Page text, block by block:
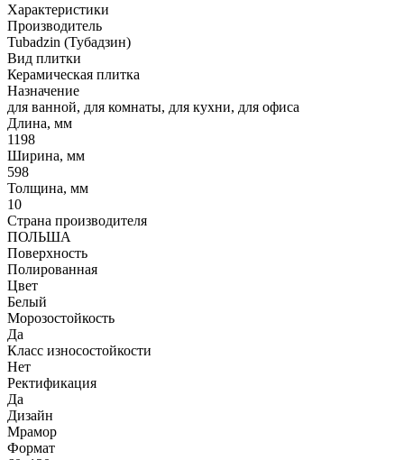
Характеристики
Производитель
Tubadzin (Тубадзин)
Вид плитки
Керамическая плитка
Назначение
для ванной, для комнаты, для кухни, для офиса
Длина, мм
1198
Ширина, мм
598
Толщина, мм
10
Страна производителя
ПОЛЬША
Поверхность
Полированная
Цвет
Белый
Морозостойкость
Да
Класс износостойкости
Нет
Ректификация
Да
Дизайн
Мрамор
Формат